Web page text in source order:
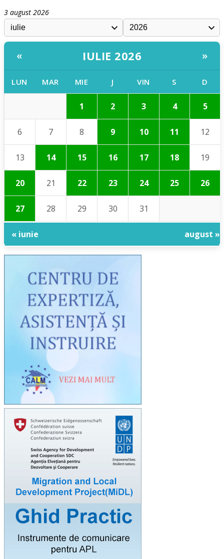
3 august 2026
« IULIE 2026 »
LUN MAR MIE J VIN S D
1 2 3 4 5
6 7 8 9 10 11 12
13 14 15 16 17 18 19
20 21 22 23 24 25 26
27 28 29 30 31
« iunie august »